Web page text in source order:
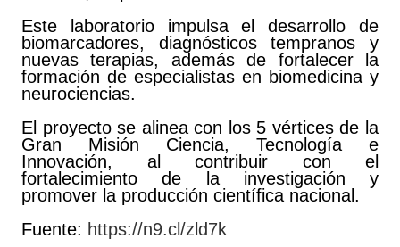
Este laboratorio impulsa el desarrollo de
biomarcadores, diagnósticos tempranos y
nuevas terapias, además de fortalecer la
formación de especialistas en biomedicina y
neurociencias.
El proyecto se alinea con los 5 vértices de la
Gran Misión Ciencia, Tecnología e
Innovación, al contribuir con el
fortalecimiento de la investigación y
promover la producción científica nacional.
Fuente: https://n9.cl/zld7k